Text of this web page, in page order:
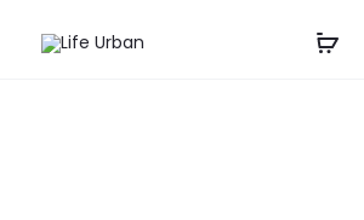
SOFÁ
Poltrona Lunna